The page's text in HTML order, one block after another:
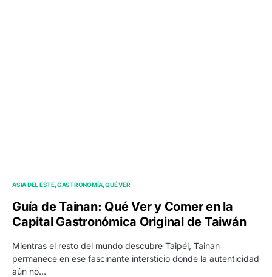
ASIA DEL ESTE GASTRONOMÍA QUÉ VER
Guía de Tainan: Qué Ver y Comer en la
Capital Gastronómica Original de Taiwán
Mientras el resto del mundo descubre Taipéi, Tainan
permanece en ese fascinante intersticio donde la autenticidad
aún no…